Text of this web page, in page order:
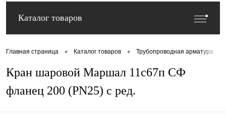
Каталог товаров
Главная страница • Каталог товаров • Трубопроводная арматура
Кран шаровой Маршал 11с67п СФ
фланец 200 (PN25) с ред.